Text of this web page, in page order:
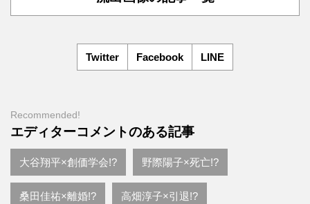
Twitter Facebook LINE
Recommended!
エディターコメントのある記事
大谷翔平×創価学会!? 野際陽子×死亡!?
桑田佳祐×離婚!? 高畑淳子×引退!?